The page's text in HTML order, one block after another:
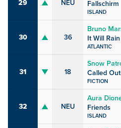
29 NEU Fallschirm
ISLAND
30 36
Bruno
It Will Rain
ATLANTIC
31 18
Snow
Called
FICTION
32 NEU
Aura
Friends
ISLAND